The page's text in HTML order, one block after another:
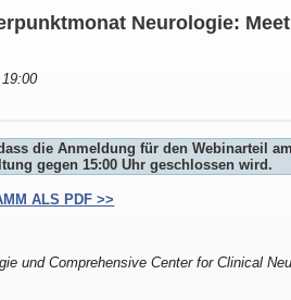
Neurologie:
die Anmeldung für den Webinarteil
gegen 15:00 Uhr geschlossen wird.
ALS PDF >>
und Comprehensive Center for Clinical